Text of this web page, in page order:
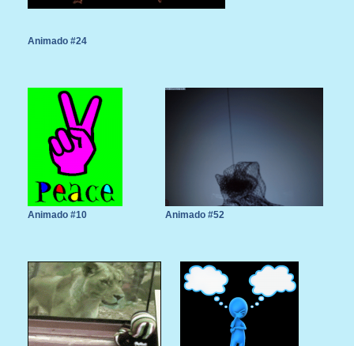
Animado #24
Animado #10 Animado #52